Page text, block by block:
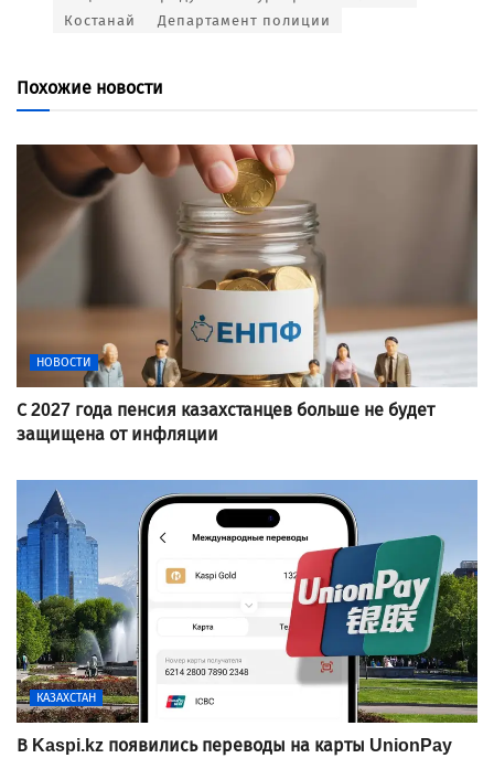
Костанай
Департамент полиции
Похожие новости
НОВОСТИ
С 2027 года пенсия казахстанцев больше не будет
защищена от инфляции
КАЗАХСТАН
В Kaspi.kz появились переводы на карты UnionPay